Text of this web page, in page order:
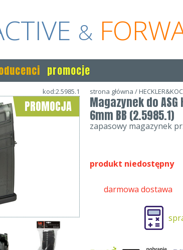
&
promocje
kod:2.5985.1
PROMOCJA
strona główna /
Magazynek do ASG
6mm BB (2.5985.1)
zapasowy magazynek
produkt niedostępny
darmowa dostawa